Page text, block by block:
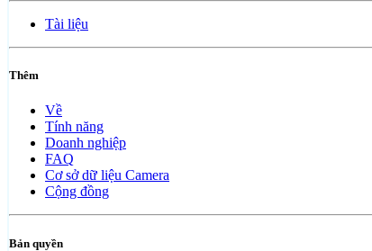
Tài liệu
Thêm
Về
Tính năng
Doanh nghiệp
FAQ
Cơ sở dữ liệu Camera
Cộng đồng
Bản quyền